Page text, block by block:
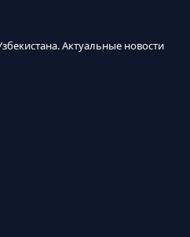
Актуальные новости